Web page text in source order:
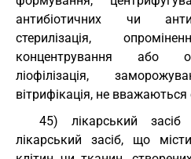
антибіотичних чи
стерилізація,
концентрування або
ліофілізація,
вітрифікація, не
45) лікарський засіб
лікарський засіб, що